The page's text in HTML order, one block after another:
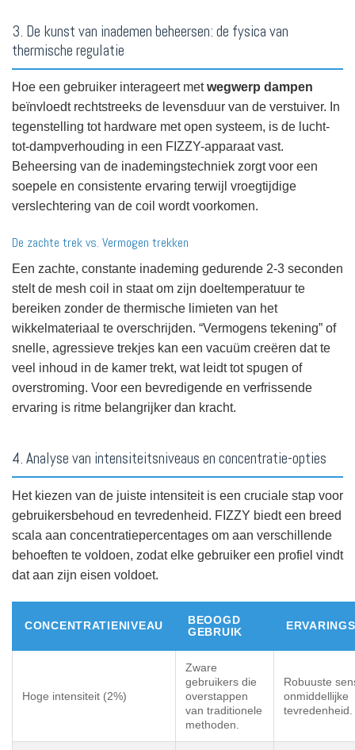
3. De kunst van inademen beheersen: de fysica van
thermische regulatie
Hoe een gebruiker interageert metwegwerp dampen
beïnvloedt rechtstreeks de levensduur van de verstuiver. In
tegenstelling tot hardware met open systeem, is de lucht-
tot-dampverhouding in een FIZZY-apparaat vast.
Beheersing van de inademingstechniek zorgt voor een
soepele en consistente ervaring terwijl vroegtijdige
verslechtering van de coil wordt voorkomen.
De zachte trek vs. Vermogen trekken
Een zachte, constante inademing gedurende 2-3 seconden
stelt de mesh coil in staat om zijn doeltemperatuur te
bereiken zonder de thermische limieten van het
wikkelmateriaal te overschrijden. “Vermogens tekening” of
snelle, agressieve trekjes kan een vacuüm creëren dat te
veel inhoud in de kamer trekt, wat leidt tot spugen of
overstroming. Voor een bevredigende en verfrissende
ervaring is ritme belangrijker dan kracht.
4. Analyse van intensiteitsniveaus en concentratie-opties
Het kiezen van de juiste intensiteit is een cruciale stap voor
gebruikersbehoud en tevredenheid. FIZZY biedt een breed
scala aan concentratiepercentages om aan verschillende
behoeften te voldoen, zodat elke gebruiker een profiel vindt
dat aan zijn eisen voldoet.
CONCENTRATIENIVEAU
BEOOGD
GEBRUIK
Hoge intensiteit (2%)
Zware
gebruikers die
overstappen
van traditionele
methoden.
Robuuste
onmiddellijke
tevredenheid.